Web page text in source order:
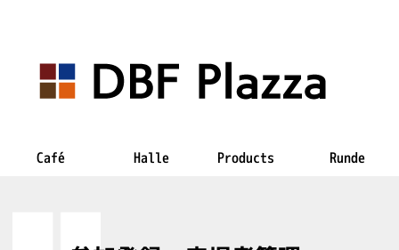
Café Halle Products Runde